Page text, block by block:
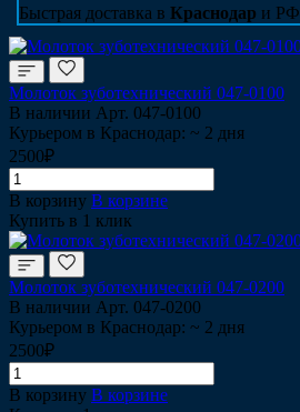
Быстрая доставка в Краснодар и РФ
Молоток зуботехнический 047-0100
В наличии Арт. 047-0100
Курьером в Краснодар: ~ 2 дня
2500₽
В корзину В корзине
Купить в 1 клик
Молоток зуботехнический 047-0200
В наличии Арт. 047-0200
Курьером в Краснодар: ~ 2 дня
2500₽
В корзину В корзине